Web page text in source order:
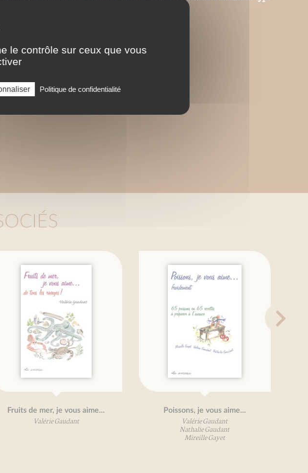
Fruits de mer, je vous aime...
Valérie Gaudant
Poissons, je vous aime...
Valérie Gaudant
Nathalie Gaudant
Mireille Gayet
le contrôle sur ceux que vous
Politique de confidentialité